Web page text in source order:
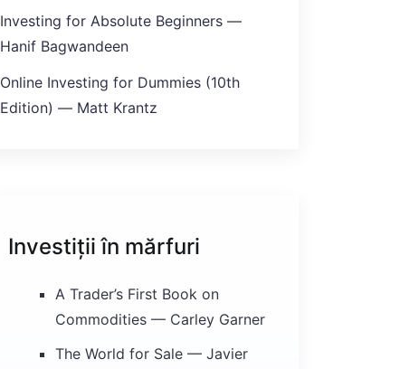
Investing for Absolute Beginners —
Hanif Bagwandeen
Online Investing for Dummies (10th
Edition) — Matt Krantz
Investiții în mărfuri
A Trader’s First Book on
Commodities — Carley Garner
The World for Sale — Javier